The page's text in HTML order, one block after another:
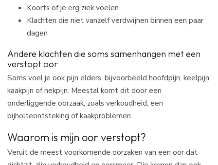
Koorts of je erg ziek voelen
Klachten die niet vanzelf verdwijnen binnen een paar
dagen
Andere klachten die soms samenhangen met een
verstopt oor
Soms voel je ook pijn elders, bijvoorbeeld hoofdpijn, keelpijn,
kaakpijn of nekpijn. Meestal komt dit door een
onderliggende oorzaak, zoals verkoudheid, een
bijholteontsteking of kaakproblemen.
Waarom is mijn oor verstopt?
Veruit de meest voorkomende oorzaken van een oor dat